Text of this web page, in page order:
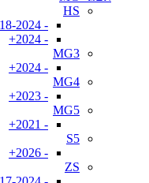
HS
- 2018-2024
- 2024+
MG3
- 2024+
MG4
- 2023+
MG5
- 2021+
S5
- 2026+
ZS